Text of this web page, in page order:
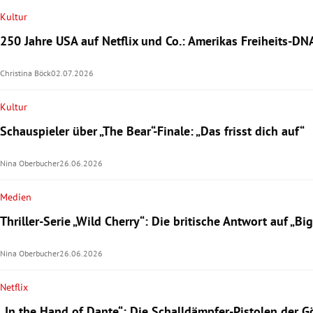
Kultur
250 Jahre USA auf Netflix und Co.: Amerikas Freiheits-
Christina Böck02.07.2026
Kultur
Schauspieler über „The Bear“-Finale: „Das frisst dich auf“
Nina Oberbucher26.06.2026
Medien
Thriller-Serie „Wild Cherry“: Die britische Antwort auf
Nina Oberbucher26.06.2026
Netflix